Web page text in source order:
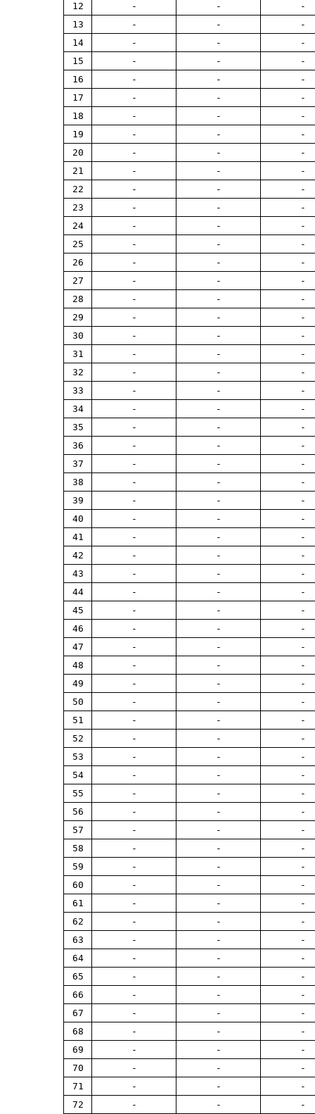
12
- -
-
13
- -
-
14
- -
-
15
- -
-
16
- -
-
17
- -
-
18
- -
-
19
- -
-
20
- -
-
21
- -
-
22
- -
-
23
- -
-
24
- -
-
25
- -
-
26
- -
-
27
- -
-
28
- -
-
29
- -
-
30
- -
-
31
- -
-
32
- -
-
33
- -
-
34
- -
-
35
- -
-
36
- -
-
37
- -
-
38
- -
-
39
- -
-
40
- -
-
41
- -
-
42
- -
-
43
- -
-
44
- -
-
45
- -
-
46
- -
-
47
- -
-
48
- -
-
49
- -
-
50
- -
-
51
- -
-
52
- -
-
53
- -
-
54
- -
-
55
- -
-
56
- -
-
57
- -
-
58
- -
-
59
- -
-
60
- -
-
61
- -
-
62
- -
-
63
- -
-
64
- -
-
65
- -
-
66
- -
-
67
- -
-
68
- -
-
69
- -
-
70
- -
-
71
- -
-
72
- - -